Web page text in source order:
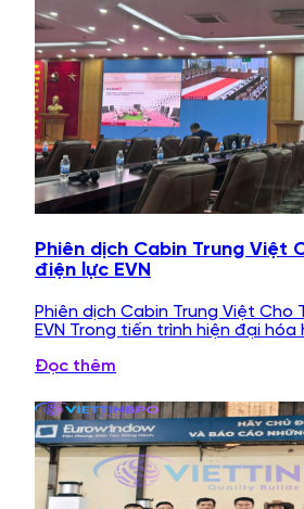
Phiên dịch Cabin Trung Việt
điện lực EVN
Phiên dịch Cabin Trung Việt Cho
EVN Trong tiến trình hiện đại
Đọc thêm